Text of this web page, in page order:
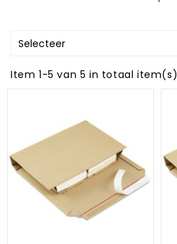
Selecteer
Item 1-5 van 5 in totaal item(s)